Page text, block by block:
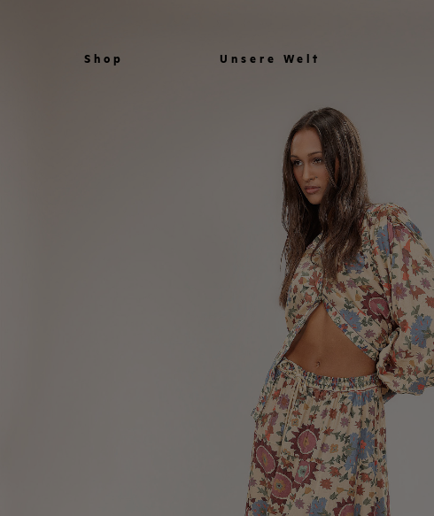
Shop Unsere Welt